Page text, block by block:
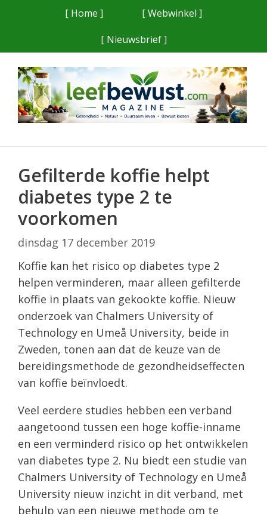
[ Home ]
[ Webwinkel ]
[ Nieuwsbrief ]
Gefilterde koffie helpt
diabetes type 2 te
voorkomen
dinsdag 17 december 2019
Koffie kan het risico op diabetes type 2
helpen verminderen, maar alleen gefilterde
koffie in plaats van gekookte koffie. Nieuw
onderzoek van Chalmers University of
Technology en Umeå University, beide in
Zweden, tonen aan dat de keuze van de
bereidingsmethode de gezondheidseffecten
van koffie beïnvloedt.
Veel eerdere studies hebben een verband
aangetoond tussen een hoge koffie-inname
en een verminderd risico op het ontwikkelen
van diabetes type 2. Nu biedt een studie van
Chalmers University of Technology en Umeå
University nieuw inzicht in dit verband, met
behulp van een nieuwe methode om te